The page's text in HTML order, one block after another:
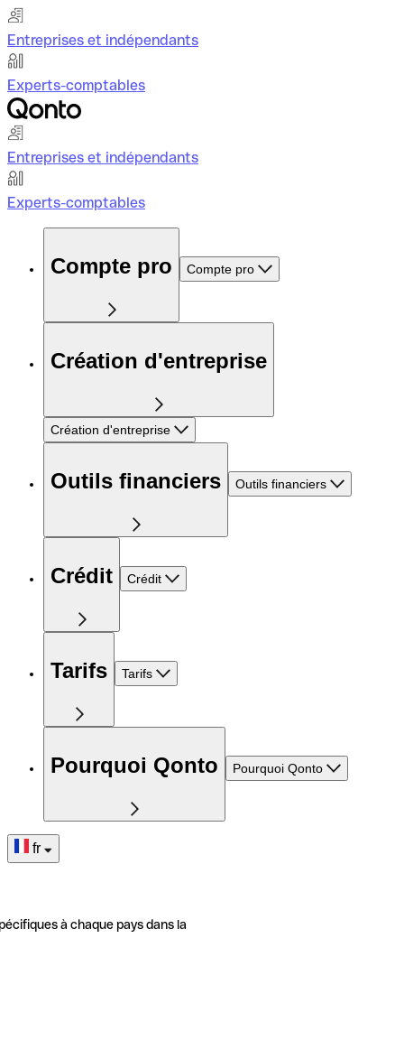
Entreprises et indépendants
Experts-comptables
Entreprises et indépendants
Experts-comptables
Compte pro Compte pro
Création d'entreprise
Création d'entreprise
Outils financiers Outils financiers
Crédit Crédit
Tarifs Tarifs
Pourquoi Qonto Pourquoi Qonto
fr
à chaque pays dans la